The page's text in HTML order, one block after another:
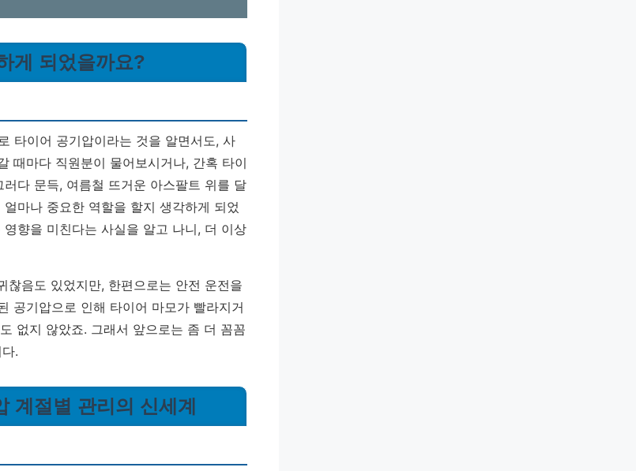
게 되었을까요?
타이어 공기압이라는 것을 알면서도, 사
때마다 직원분이 물어보시거나, 간혹 타이
다 문득, 여름철 뜨거운 아스팔트 위를 달
마나 중요한 역할을 할지 생각하게 되었
향을 미친다는 사실을 알고 나니, 더 이상
찮음도 있었지만, 한편으로는 안전 운전을
공기압으로 인해 타이어 마모가 빨라지거
없지 않았죠. 그래서 앞으로는 좀 더 꼼꼼
.
계절별 관리의 신세계